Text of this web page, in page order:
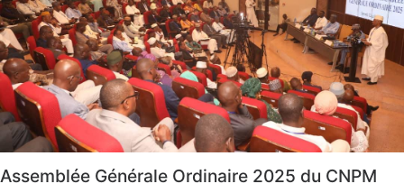
Assemblée Générale Ordinaire 2025 du CNPM